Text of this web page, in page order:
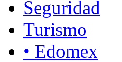
Seguridad
Turismo
• Edomex